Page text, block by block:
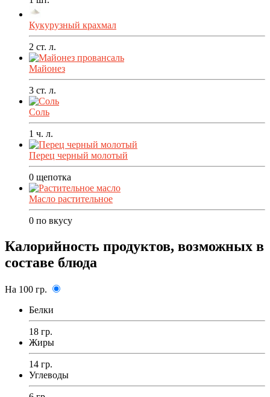
Кукурузный крахмал
2 ст. л.
Майонез
3 ст. л.
Соль
1 ч. л.
Перец черный молотый
0 щепотка
Масло растительное
0 по вкусу
Калорийность продуктов, возможных в
составе блюда
На 100 гр.
Белки
18 гр.
Жиры
14 гр.
Углеводы